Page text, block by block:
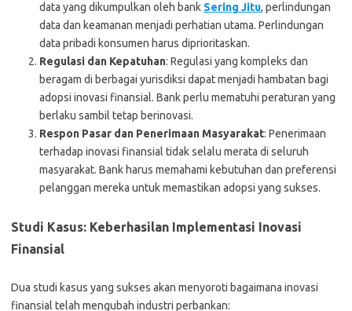
data yang dikumpulkan oleh bank Sering Jitu, perlindungan
data dan keamanan menjadi perhatian utama. Perlindungan
data pribadi konsumen harus diprioritaskan.
Regulasi dan Kepatuhan: Regulasi yang kompleks dan
beragam di berbagai yurisdiksi dapat menjadi hambatan bagi
adopsi inovasi finansial. Bank perlu mematuhi peraturan yang
berlaku sambil tetap berinovasi.
Respon Pasar dan Penerimaan Masyarakat: Penerimaan
terhadap inovasi finansial tidak selalu merata di seluruh
masyarakat. Bank harus memahami kebutuhan dan preferensi
pelanggan mereka untuk memastikan adopsi yang sukses.
Studi Kasus: Keberhasilan Implementasi Inovasi
Finansial
Dua studi kasus yang sukses akan menyoroti bagaimana inovasi
finansial telah mengubah industri perbankan: